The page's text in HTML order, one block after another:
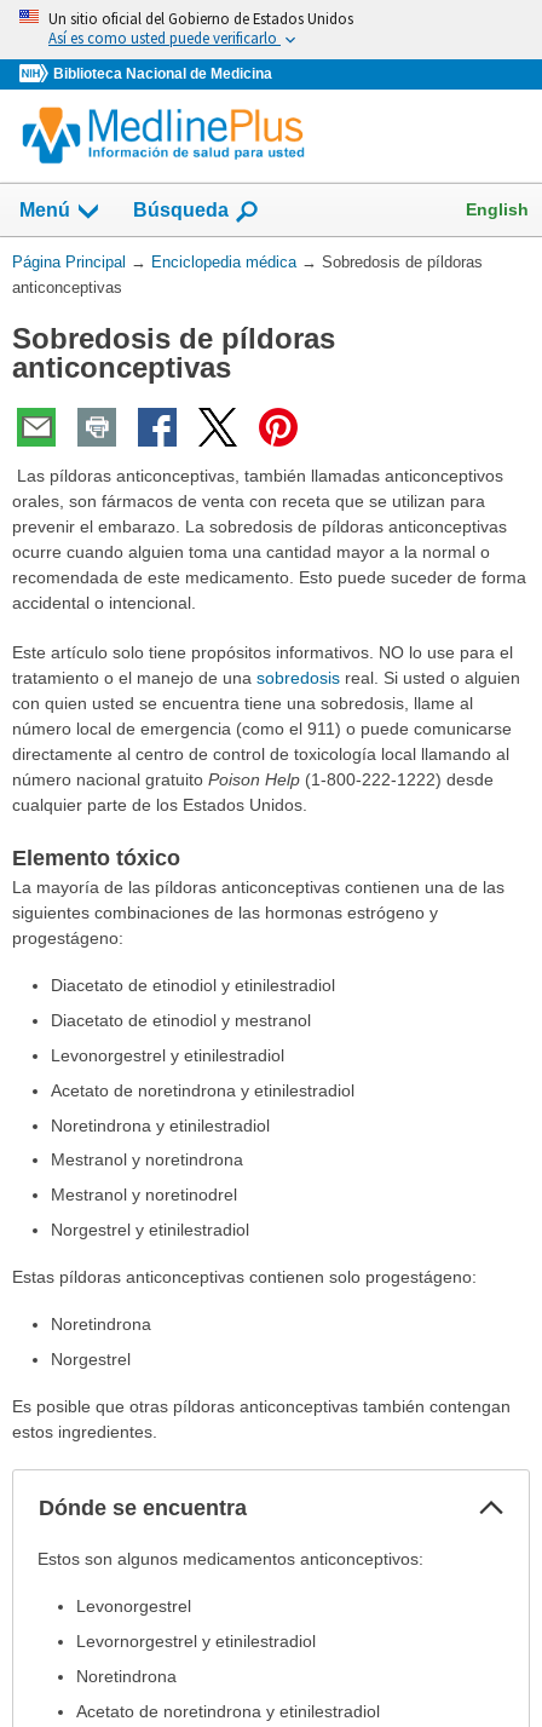
Omita
vaya
al
Contenido
Un sitio oficial del Gobierno de Estados Unidos
Así es como usted puede verificarlo
Biblioteca Nacional de Medicina
Menú Búsqueda English
Usted
está
Página Principal → Enciclopedia médica → Sobredosis de píldoras
anticonceptivas
Sobredosis de píldoras
anticonceptivas
Las píldoras anticonceptivas, también llamadas anticonceptivos
orales, son fármacos de venta con receta que se utilizan para
prevenir el embarazo. La sobredosis de píldoras anticonceptivas
ocurre cuando alguien toma una cantidad mayor a la normal o
recomendada de este medicamento. Esto puede suceder de forma
accidental o intencional.
Este artículo solo tiene propósitos informativos. NO lo use para el
tratamiento o el manejo de una sobredosis real. Si usted o alguien
con quien usted se encuentra tiene una sobredosis, llame al
número local de emergencia (como el 911) o puede comunicarse
directamente al centro de control de toxicología local llamando al
número nacional gratuito Poison Help (1-800-222-1222) desde
cualquier parte de los Estados Unidos.
Elemento tóxico
La mayoría de las píldoras anticonceptivas contienen una de las
siguientes combinaciones de las hormonas estrógeno y
progestágeno:
Diacetato de etinodiol y etinilestradiol
Diacetato de etinodiol y mestranol
Levonorgestrel y etinilestradiol
Acetato de noretindrona y etinilestradiol
Noretindrona y etinilestradiol
Mestranol y noretindrona
Mestranol y noretinodrel
Norgestrel y etinilestradiol
Estas píldoras anticonceptivas contienen solo progestágeno:
Noretindrona
Norgestrel
Es posible que otras píldoras anticonceptivas también contengan
estos ingredientes.
Dónde se encuentra
Dónde
encuentra
extendido.
Estos son algunos medicamentos anticonceptivos:
Levonorgestrel
Levornorgestrel y etinilestradiol
Noretindrona
Acetato de noretindrona y etinilestradiol